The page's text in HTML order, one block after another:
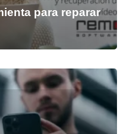
para reparar